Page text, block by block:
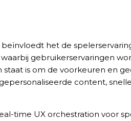
YÊU CẦU
het de
gebruikerservaringen
is om de voorkeuren en
content,
time UX orchestration voor